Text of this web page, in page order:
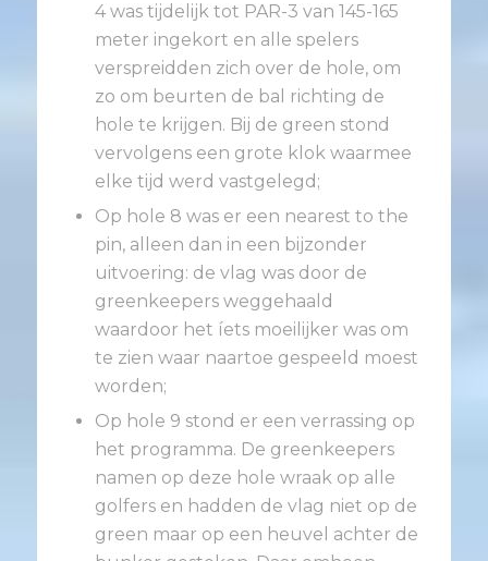
4 was tijdelijk tot PAR-3 van 145-165
meter ingekort en alle spelers
verspreidden zich over de hole, om
zo om beurten de bal richting de
hole te krijgen. Bij de green stond
vervolgens een grote klok waarmee
elke tijd werd vastgelegd;
Op hole 8 was er een nearest to the
pin, alleen dan in een bijzonder
uitvoering: de vlag was door de
greenkeepers weggehaald
waardoor het íets moeilijker was om
te zien waar naartoe gespeeld moest
worden;
Op hole 9 stond er een verrassing op
het programma. De greenkeepers
namen op deze hole wraak op alle
golfers en hadden de vlag niet op de
green maar op een heuvel achter de